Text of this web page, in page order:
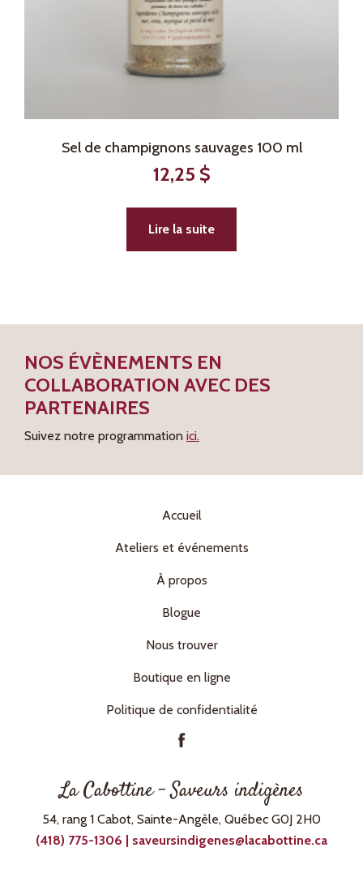
Sel de champignons sauvages 100 ml
12,25 $
Lire la suite
NOS ÉVÈNEMENTS EN
COLLABORATION AVEC DES
PARTENAIRES
Suivez notre programmation ici.
Accueil
Ateliers et événements
À propos
Blogue
Nous trouver
Boutique en ligne
Politique de confidentialité
La Cabottine – Saveurs indigènes
54, rang 1 Cabot, Sainte-Angèle, Québec G0J 2H0
(418) 775-1306 | saveursindigenes@lacabottine.ca